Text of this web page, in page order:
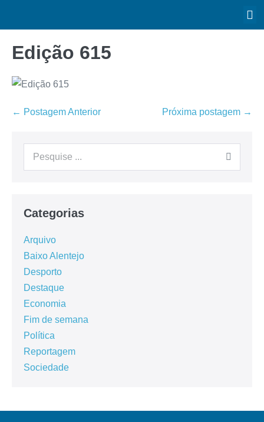
Edição 615
← Postagem Anterior Próxima postagem →
Categorias
Arquivo
Baixo Alentejo
Desporto
Destaque
Economia
Fim de semana
Política
Reportagem
Sociedade